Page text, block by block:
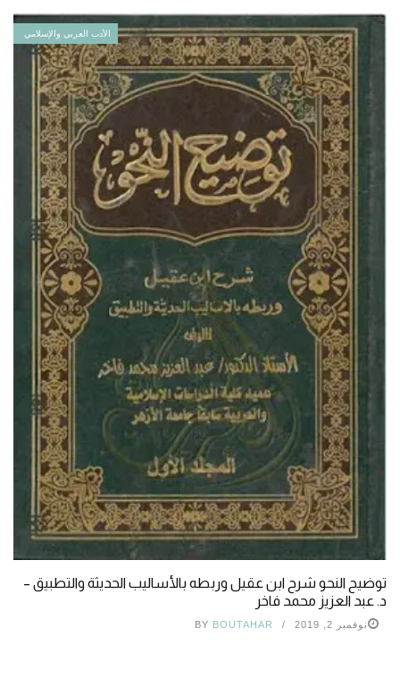
الأدب العربي والإسلامي
توضيح النحو شرح ابن عقيل وربطه بالأساليب الحديثة والتطبيق –
د. عبد العزيز محمد فاخر
نوفمبر 2, 2019 BY BOUTAHAR